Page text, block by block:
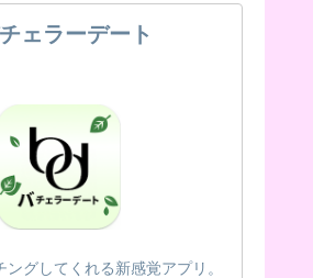
ェラーデート
グしてくれる新感覚アプリ。